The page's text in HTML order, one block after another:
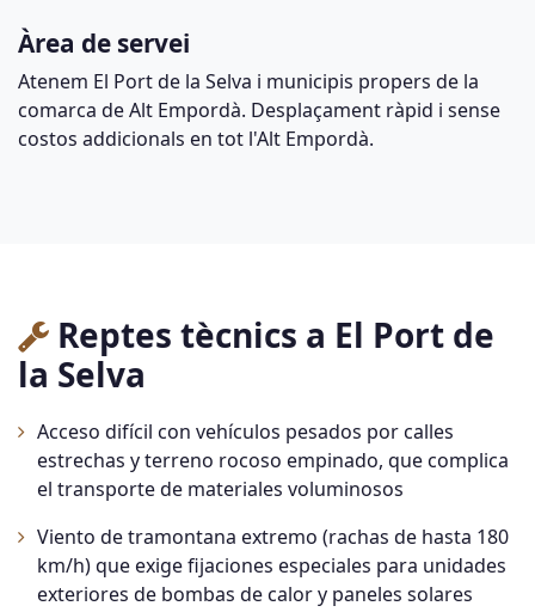
Àrea de servei
Atenem El Port de la Selva i municipis propers de la
comarca de Alt Empordà. Desplaçament ràpid i sense
costos addicionals en tot l'Alt Empordà.
Reptes tècnics a El Port de
la Selva
Acceso difícil con vehículos pesados por calles
estrechas y terreno rocoso empinado, que complica
el transporte de materiales voluminosos
Viento de tramontana extremo (rachas de hasta 180
km/h) que exige fijaciones especiales para unidades
exteriores de bombas de calor y paneles solares